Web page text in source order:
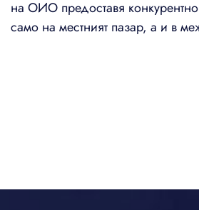
на ОИО предоставя
само на местният пазар, а и в